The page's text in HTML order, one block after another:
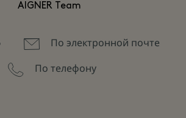
AIGNER Team
По электронной почте
По телефону